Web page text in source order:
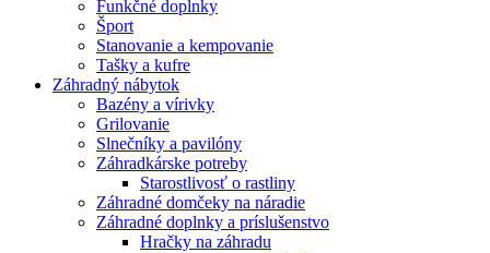
Funkčné doplnky
Šport
Stanovanie a kempovanie
Tašky a kufre
Záhradný nábytok
Bazény a vírivky
Grilovanie
Slnečníky a pavilóny
Záhradkárske potreby
Starostlivosť o rastliny
Záhradné domčeky na náradie
Záhradné doplnky a príslušenstvo
Hračky na záhradu